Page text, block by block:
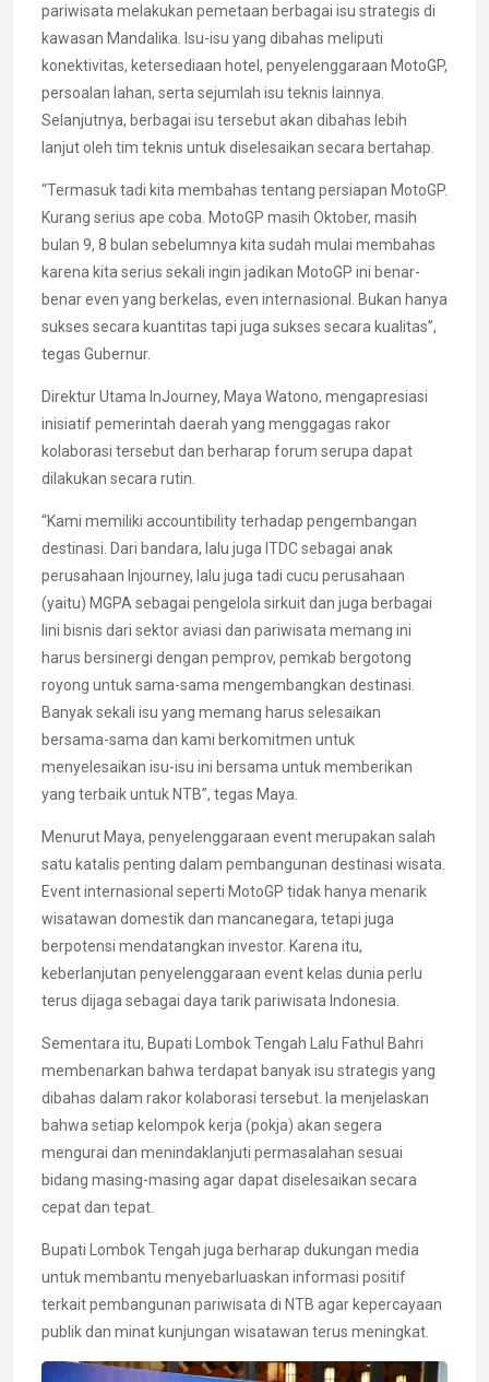
pariwisata melakukan pemetaan berbagai isu strategis di
kawasan Mandalika. Isu-isu yang dibahas meliputi
konektivitas, ketersediaan hotel, penyelenggaraan MotoGP,
persoalan lahan, serta sejumlah isu teknis lainnya.
Selanjutnya, berbagai isu tersebut akan dibahas lebih
lanjut oleh tim teknis untuk diselesaikan secara bertahap.
“Termasuk tadi kita membahas tentang persiapan MotoGP.
Kurang serius ape coba. MotoGP masih Oktober, masih
bulan 9, 8 bulan sebelumnya kita sudah mulai membahas
karena kita serius sekali ingin jadikan MotoGP ini benar-
benar even yang berkelas, even internasional. Bukan hanya
sukses secara kuantitas tapi juga sukses secara kualitas”,
tegas Gubernur.
Direktur Utama InJourney, Maya Watono, mengapresiasi
inisiatif pemerintah daerah yang menggagas rakor
kolaborasi tersebut dan berharap forum serupa dapat
dilakukan secara rutin.
“Kami memiliki accountibility terhadap pengembangan
destinasi. Dari bandara, lalu juga ITDC sebagai anak
perusahaan Injourney, lalu juga tadi cucu perusahaan
(yaitu) MGPA sebagai pengelola sirkuit dan juga berbagai
lini bisnis dari sektor aviasi dan pariwisata memang ini
harus bersinergi dengan pemprov, pemkab bergotong
royong untuk sama-sama mengembangkan destinasi.
Banyak sekali isu yang memang harus selesaikan
bersama-sama dan kami berkomitmen untuk
menyelesaikan isu-isu ini bersama untuk memberikan
yang terbaik untuk NTB”, tegas Maya.
Menurut Maya, penyelenggaraan event merupakan salah
satu katalis penting dalam pembangunan destinasi wisata.
Event internasional seperti MotoGP tidak hanya menarik
wisatawan domestik dan mancanegara, tetapi juga
berpotensi mendatangkan investor. Karena itu,
keberlanjutan penyelenggaraan event kelas dunia perlu
terus dijaga sebagai daya tarik pariwisata Indonesia.
Sementara itu, Bupati Lombok Tengah Lalu Fathul Bahri
membenarkan bahwa terdapat banyak isu strategis yang
dibahas dalam rakor kolaborasi tersebut. Ia menjelaskan
bahwa setiap kelompok kerja (pokja) akan segera
mengurai dan menindaklanjuti permasalahan sesuai
bidang masing-masing agar dapat diselesaikan secara
cepat dan tepat.
Bupati Lombok Tengah juga berharap dukungan media
untuk membantu menyebarluaskan informasi positif
terkait pembangunan pariwisata di NTB agar kepercayaan
publik dan minat kunjungan wisatawan terus meningkat.